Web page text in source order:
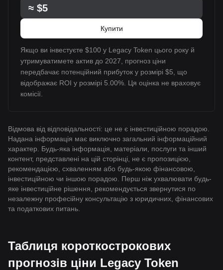
≈ $5
Купити
Якщо ви інвестуєте $100 у Legacy Token цього року й
утримуватимете актив до 2027, прогноз ціни
передбачає потенційний прибуток у розмірі $5, що
відображає ROI у розмірі 5.00%. Ця оцінка не враховує
комісії.
Відмова від відповідальності: це не є інвестиційною порадою.
Надана інформація має виключно загальний інформаційний
характер. Будь-яка інформація, матеріали, послуги та інший
контент, представлені на цій сторінці, не є пропозицією,
рекомендацією, схваленням або будь-якою фінансовою,
інвестиційною чи іншою порадою. Перш ніж ухвалювати будь-
яке інвестиційне рішення, рекомендується звернутися по
незалежну професійну консультацію з юридичних, фінансових
та податкових питань.
Таблиця короткострокових
прогнозів ціни Legacy Token